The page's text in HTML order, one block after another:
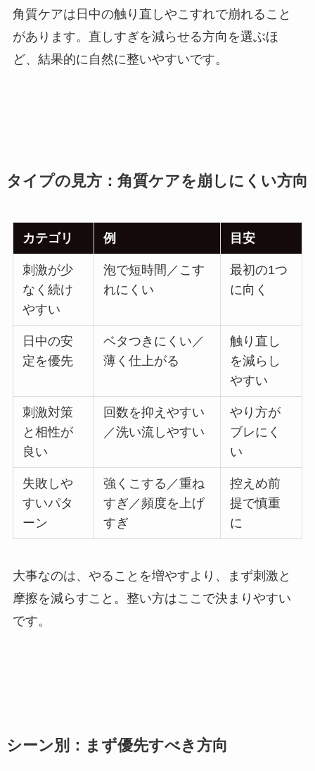
角質ケアは日中の触り直しやこすれで崩れること
があります。直しすぎを減らせる方向を選ぶほ
ど、結果的に自然に整いやすいです。
タイプの見方：角質ケアを崩しにくい方向
カテゴリ 例 目安
刺激が少
なく続け
やすい
泡で短時間／こす
れにくい
最初の1つ
に向く
日中の安
定を優先
ベタつきにくい／
薄く仕上がる
触り直し
を減らし
やすい
刺激対策
と相性が
良い
回数を抑えやすい
／洗い流しやすい
やり方が
ブレにく
い
失敗しや
すいパタ
ーン
強くこする／重ね
すぎ／頻度を上げ
すぎ
控えめ前
提で慎重
に
大事なのは、やることを増やすより、まず刺激と
摩擦を減らすこと。整い方はここで決まりやすい
です。
シーン別：まず優先すべき方向